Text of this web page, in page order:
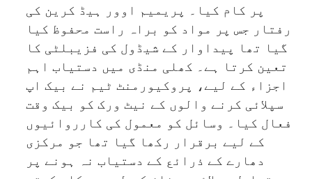
پر کام کیا۔ پریمیم اوور ہیڈ کرین کی
رفتار جس پر مواد کو براہ راست محفوظ کیا
گیا تھا پیداوار کے شیڈول کی فزیبلٹی کا
تعین کرتا ہے۔ کھلی منڈی میں دستیاب اہم
اجزاء کے لیے، پروکیورمنٹ ٹیم نے بیک اپ
سپلائی کرنے والوں کے نیٹ ورک کو بیک وقت
فعال کیا۔ وسائل کو معمول کی کارروائیوں
کے لیے برقرار رکھا گیا تھا جو مرکزی
دھارے کے ذرائع کے دستیاب نہ ہونے پر